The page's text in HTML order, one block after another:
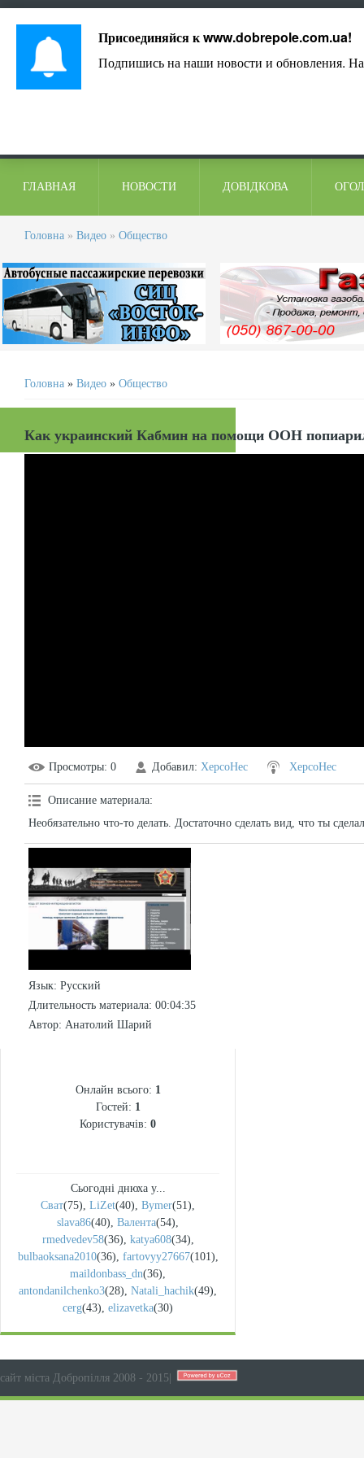
ГЛАВНАЯ НОВОСТИ ДОВІДКОВА
Головна » Видео » Общество
Головна » Видео » Общество
Как украинский Кабмин на помощи ООН
Просмотры: 0 Добавил: XepcoHec XepcoHec
Описание материала:
Необязательно что-то делать. Достаточно сделать вид, что ты
Язык: Русский
Длительность материала: 00:04:35
Автор: Анатолий Шарий
Онлайн всього: 1
Гостей: 1
Користувачів: 0
Сьогодні днюха у...
Сват(75), LiZet(40), Bymer(51),
slava86(40), Валента(54),
rmedvedev58(36), katya608(34),
bulbaoksana2010(36), fartovyy27667(101),
maildonbass_dn(36),
antondanilchenko3(28), Natali_hachik(49),
cerg(43), elizavetka(30)
сайт міста Добропілля 2008 - 2015
Присоединяйся кwww.dobrepole.com.ua!
Подпишись на наши новости и обновления.